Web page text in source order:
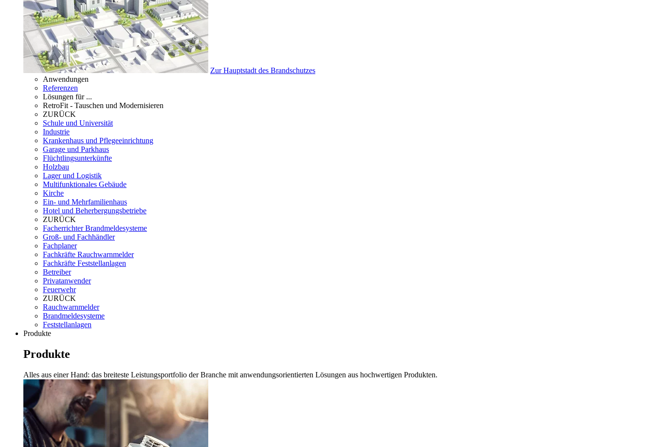
Zur Hauptstadt des Brandschutzes
Anwendungen
Referenzen
Lösungen für ...
RetroFit - Tauschen und Modernisieren
ZURÜCK
Schule und Universität
Industrie
Krankenhaus und Pflegeeinrichtung
Garage und Parkhaus
Flüchtlingsunterkünfte
Holzbau
Lager und Logistik
Multifunktionales Gebäude
Kirche
Ein- und Mehrfamilienhaus
Hotel und Beherbergungsbetriebe
ZURÜCK
Facherrichter Brandmeldesysteme
Groß- und Fachhändler
Fachplaner
Fachkräfte Rauchwarnmelder
Fachkräfte Feststellanlagen
Betreiber
Privatanwender
Feuerwehr
ZURÜCK
Rauchwarnmelder
Brandmeldesysteme
Feststellanlagen
Produkte
Produkte
Alles aus einer Hand: das breiteste Leistungsportfolio der Branche mit anwendungsorientierten Lösungen aus hochwertigen Produkten.